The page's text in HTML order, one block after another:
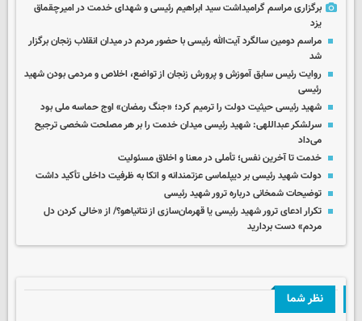
برگزاری مراسم گرامیداشت سید ابراهیم رئیسی و شهدای خدمت در امیرچقماق
یزد
مراسم دومین سالگرد آیت‌الله رئیسی با حضور مردم در میدان انقلاب زنجان برگزار
شد
روایت رئیس سابق آموزش و پرورش زنجان از تواضع، اخلاص و مردمی بودن شهید
رئیسی
شهید رئیسی حیثیت دولت را ترمیم کرد؛ «جنگ رمضان» اوج حماسه ملی بود
سرلشکر عبداللهی: شهید رئیسی میدان خدمت را بر هر مصلحت شخصی ترجیح
می‌داد
خدمت تا آخرین نفس؛ تأملی در معنا و اخلاق مسئولیت
دولت شهید رئیسی بر دیپلماسی عزتمندانه و اتکا به ظرفیت داخلی تأکید داشت
توضیحات شمخانی درباره ترور شهید رئیسی
تکرار ادعای ترور شهید رئیسی یا قهرمان‌سازی از نتانیاهو؟/ از «خالی کردن دل
مردم» دست بردارید
نظر شما